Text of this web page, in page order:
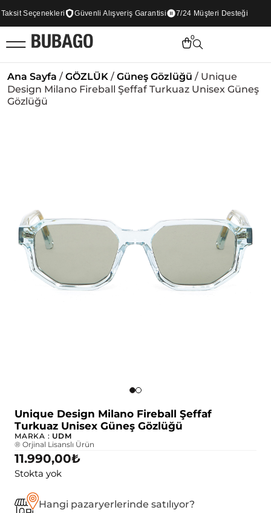
Seçenekleri Güvenli Alışveriş Garantisi 7/24 Müşteri Desteği
0
Ana Sayfa / GÖZLÜK / Güneş Gözlüğü / Unique
Design Milano Fireball Şeffaf Turkuaz Unisex Güneş
Gözlüğü
Unique Design Milano Fireball Şeffaf
Turkuaz Unisex Güneş Gözlüğü
MARKA : UDM
® Orjinal Lisanslı Ürün
11.990,00₺
Stokta yok
Hangi pazaryerlerinde satılıyor?